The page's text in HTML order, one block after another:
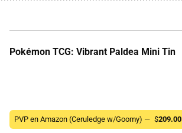
Pokémon TCG: Vibrant Paldea Mini Tin
PVP en Amazon (Ceruledge w/Goomy) — $209.00